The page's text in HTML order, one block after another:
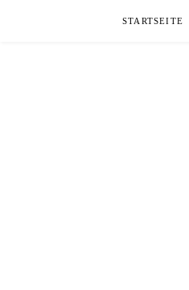
STARTSEITE